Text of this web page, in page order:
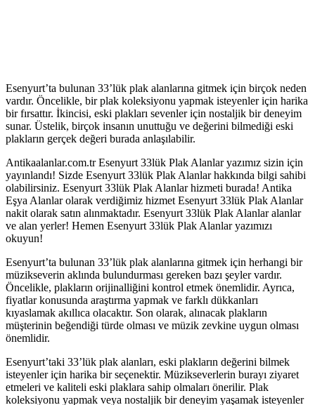
Esenyurt’ta bulunan 33’lük plak alanlarına gitmek için birçok neden
vardır. Öncelikle, bir plak koleksiyonu yapmak isteyenler için harika
bir fırsattır. İkincisi, eski plakları sevenler için nostaljik bir deneyim
sunar. Üstelik, birçok insanın unuttuğu ve değerini bilmediği eski
plakların gerçek değeri burada anlaşılabilir.
Antikaalanlar.com.tr Esenyurt 33lük Plak Alanlar yazımız sizin için
yayınlandı! Sizde Esenyurt 33lük Plak Alanlar hakkında bilgi sahibi
olabilirsiniz. Esenyurt 33lük Plak Alanlar hizmeti burada! Antika
Eşya Alanlar olarak verdiğimiz hizmet Esenyurt 33lük Plak Alanlar
nakit olarak satın alınmaktadır. Esenyurt 33lük Plak Alanlar alanlar
ve alan yerler! Hemen Esenyurt 33lük Plak Alanlar yazımızı
okuyun!
Esenyurt’ta bulunan 33’lük plak alanlarına gitmek için herhangi bir
müzikseverin aklında bulundurması gereken bazı şeyler vardır.
Öncelikle, plakların orijinalliğini kontrol etmek önemlidir. Ayrıca,
fiyatlar konusunda araştırma yapmak ve farklı dükkanları
kıyaslamak akıllıca olacaktır. Son olarak, alınacak plakların
müşterinin beğendiği türde olması ve müzik zevkine uygun olması
önemlidir.
Esenyurt’taki 33’lük plak alanları, eski plakların değerini bilmek
isteyenler için harika bir seçenektir. Müzikseverlerin burayı ziyaret
etmeleri ve kaliteli eski plaklara sahip olmaları önerilir. Plak
koleksiyonu yapmak veya nostaljik bir deneyim yaşamak isteyenler